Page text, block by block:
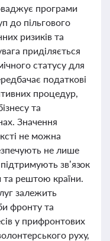
програми
до пільгового
ризиків та
приділяється
статусу для
податкові
процедур,
та
Значення
не можна
не лише
зв’язок
рештою країни.
залежить
фронту та
у прифронтових
руху,